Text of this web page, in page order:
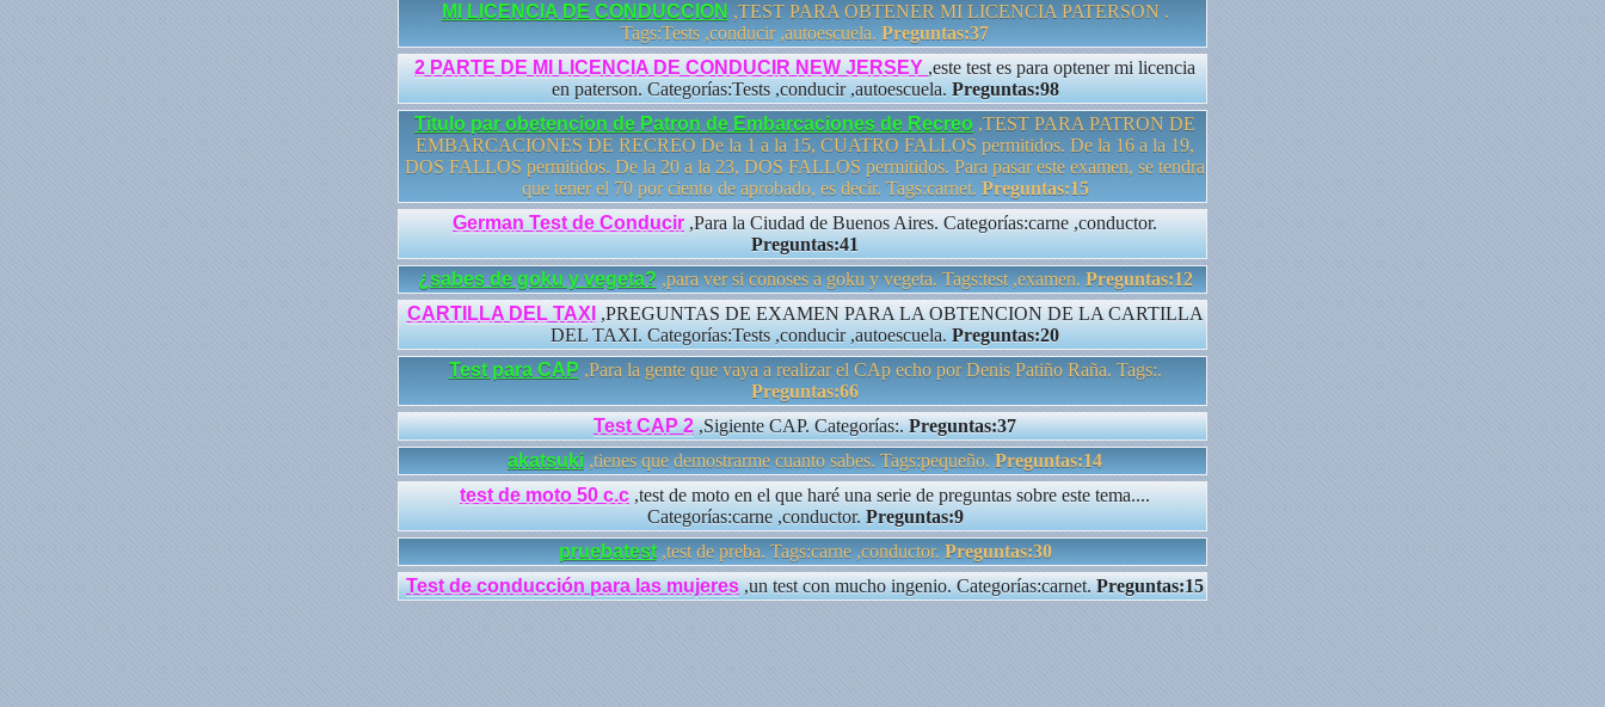
MI LICENCIA DE CONDUCCION ,TEST PARA OBTENER MI LICENCIA PATERSON .
Tags:Tests ,conducir ,autoescuela. Preguntas:37
2 PARTE DE MI LICENCIA DE CONDUCIR NEW JERSEY ,este test es para optener mi licencia
en paterson. Categorías:Tests ,conducir ,autoescuela. Preguntas:98
Titulo par obetencion de Patron de Embarcaciones de Recreo ,TEST PARA PATRON DE
EMBARCACIONES DE RECREO De la 1 a la 15, CUATRO FALLOS permitidos. De la 16 a la 19,
DOS FALLOS permitidos. De la 20 a la 23, DOS FALLOS permitidos. Para pasar este examen, se tendra
que tener el 70 por ciento de aprobado, es decir. Tags:carnet. Preguntas:15
German Test de Conducir ,Para la Ciudad de Buenos Aires. Categorías:carne ,conductor.
Preguntas:41
¿sabes de goku y vegeta? ,para ver si conoses a goku y vegeta. Tags:test ,examen. Preguntas:12
CARTILLA DEL TAXI ,PREGUNTAS DE EXAMEN PARA LA OBTENCION DE LA CARTILLA
DEL TAXI. Categorías:Tests ,conducir ,autoescuela. Preguntas:20
Test para CAP ,Para la gente que vaya a realizar el CAp echo por Denis Patiño Raña. Tags:.
Preguntas:66
Test CAP 2,Sigiente CAP. Categorías:.Preguntas:37
akatsuki ,tienes que demostrarme cuanto sabes. Tags:pequeño. Preguntas:14
test de moto 50 c.c ,test de moto en el que haré una serie de preguntas sobre este tema....
Categorías:carne ,conductor. Preguntas:9
pruebatest,test de preba. Tags:carne ,conductor. Preguntas:30
Test de conducción para las mujeres,un test con mucho ingenio. Categorías:carnet.Preguntas:15